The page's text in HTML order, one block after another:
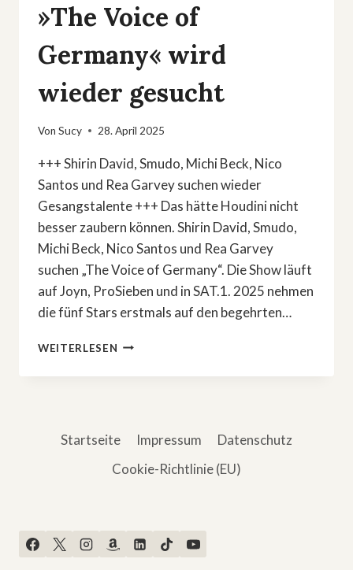
»The Voice of
Germany« wird
wieder gesucht
Von Sucy 28. April 2025
+++ Shirin David, Smudo, Michi Beck, Nico
Santos und Rea Garvey suchen wieder
Gesangstalente +++ Das hätte Houdini nicht
besser zaubern können. Shirin David, Smudo,
Michi Beck, Nico Santos und Rea Garvey
suchen „The Voice of Germany“. Die Show läuft
auf Joyn, ProSieben und in SAT.1. 2025 nehmen
die fünf Stars erstmals auf den begehrten…
WEITERLESEN »THE
OF
GESUCHT
Startseite Impressum
Datenschutz
Cookie-Richtlinie (EU)